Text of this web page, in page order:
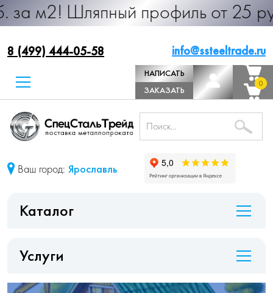
профиль от 25 руб. за
8 (499) 444-05-58 info@ssteeltrade.ru
НАПИСАТЬ
ДИРЕКТОРУ
ЗАКАЗАТЬ
ЗВОНОК
0
0
Ваш город: Ярославль
Каталог
Услуги